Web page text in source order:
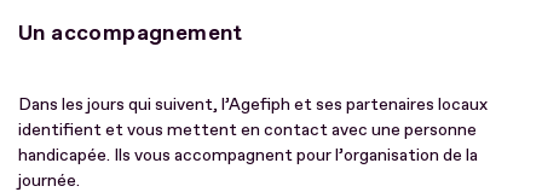
Un accompagnement
Dans les jours qui suivent, l’Agefiph et ses partenaires locaux
identifient et vous mettent en contact avec une personne
handicapée. Ils vous accompagnent pour l’organisation de la
journée.